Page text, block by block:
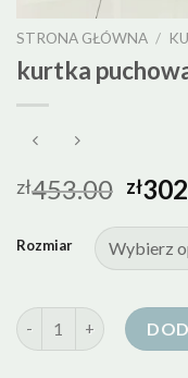
STRONA GŁÓWNA /
kurtka
zł453.00 zł
Rozmiar
ilość kurtka puchowa